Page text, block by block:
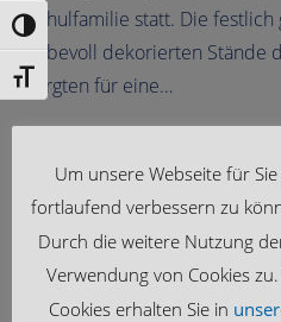
Umschalten auf hohe Kontraste
Schrift vergrößern
Schulfamilie statt. Die
liebevoll dekorierten Stände
sorgten für eine…
Um unsere Webseite für
fortlaufend verbessern zu
Durch die weitere Nutzung
Verwendung von Cookies
Cookies erhalten Sie in